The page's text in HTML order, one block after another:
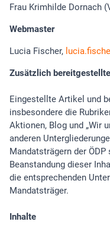
Frau Krimhilde Dornach
Webmaster
Lucia Fischer,
Zusätzlich
Eingestellte Artikel und
insbesondere die
Aktionen, Blog und „Wir
anderen
Mandatsträgern der
Beanstandung dieser
die entsprechenden
Mandatsträger.
Inhalte